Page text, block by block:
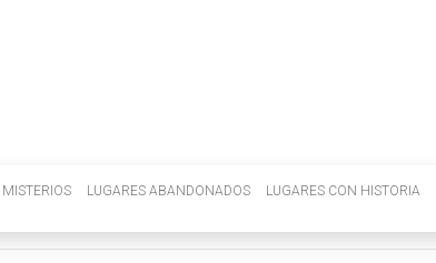
MISTERIOS LUGARES ABANDONADOS LUGARES CON HISTORIA